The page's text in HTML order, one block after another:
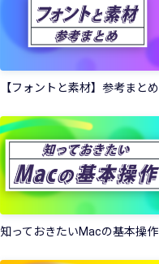
【フォントと素材】参考まとめ
知っておきたいMacの基本操作